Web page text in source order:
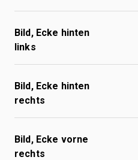
Bild, Ecke hinten
links
Bild, Ecke hinten
rechts
Bild, Ecke vorne
rechts